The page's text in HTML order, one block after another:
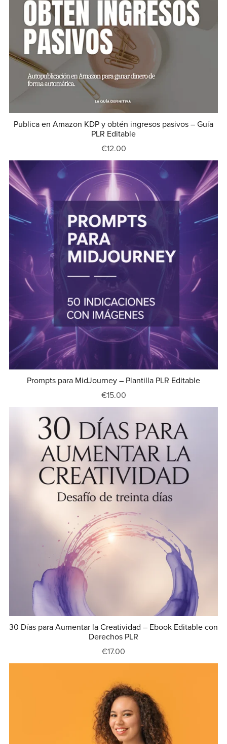
Publica en Amazon KDP y obtén ingresos pasivos – Guía
PLR Editable
€12.00
Prompts para MidJourney – Plantilla PLR Editable
€15.00
30 Días para Aumentar la Creatividad – Ebook Editable con
Derechos PLR
€17.00